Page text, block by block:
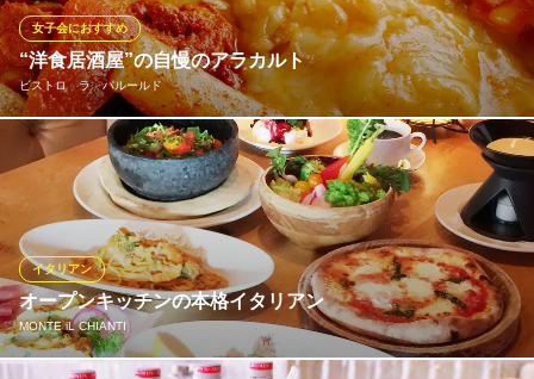
“洋食居酒屋”の自慢のアラカルト
ビストロ ラ パルールド
女子会におすすめ
本格的な洋食メニューから、お酒によく合う料理まで、幅広く楽
しめる洋風居酒屋です。パーティースペースとしてはもちろん、
お一人様や少人数でふらっとお越しになるお客様も多数。2人前か
ら注文できる『韓国製鉄板で作るチーズタッカルビ』は、甘辛テ
イストとチーズのまろやかさが相性抜群の新作メニューです。
ビストロ ラ パルールド
小田原洋食居酒屋
ＪＲ東海道本線小田原駅東口 徒歩5分
オープンキッチンの本格イタリアン
MONTE iL CHIANTI
イタリアン